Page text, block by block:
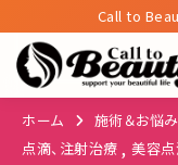
Call to
ホーム 施術＆お悩
点滴、注射治療 , 美容